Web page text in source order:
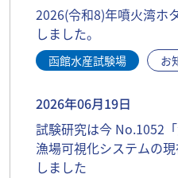
2026(令和8)年噴火湾ホ
しました。
函館水産試験場 お
2026年06月19日
試験研究は今 No.1052
漁場可視化システムの
しました